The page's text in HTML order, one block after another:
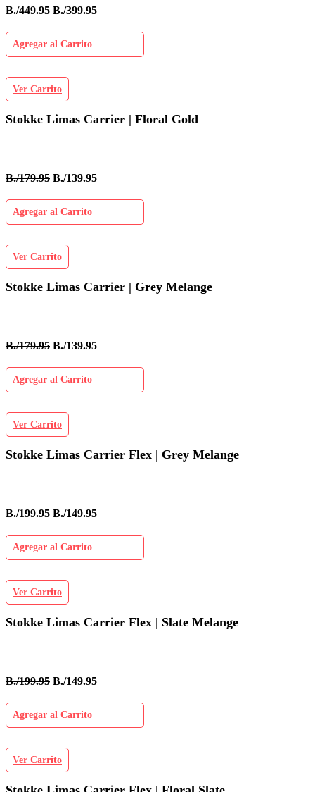
B./449.95 B./399.95
Agregar al Carrito
Ver Carrito
Stokke Limas Carrier | Floral Gold
B./179.95 B./139.95
Agregar al Carrito
Ver Carrito
Stokke Limas Carrier | Grey Melange
B./179.95 B./139.95
Agregar al Carrito
Ver Carrito
Stokke Limas Carrier Flex | Grey Melange
B./199.95 B./149.95
Agregar al Carrito
Ver Carrito
Stokke Limas Carrier Flex | Slate Melange
B./199.95 B./149.95
Agregar al Carrito
Ver Carrito